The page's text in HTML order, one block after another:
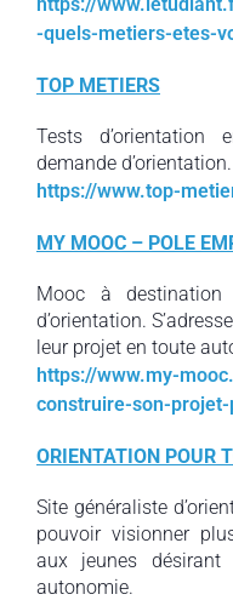
-quels-metiers-etes-
TOP METIERS
Tests
demande d’orientation.
https://www.top-
MY MOOC – POLE
Mooc à
d’orientation.
leur projet en toute
https://www.my-
construire-son-
ORIENTATION POUR
Site généraliste
pouvoir visionner
aux jeunes
autonomie.